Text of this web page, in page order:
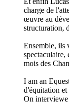
charge de
œuvre au
structuration,
Ensemble, ils
spectaculaire,
mois des
I am an
d'équitation et
On interviewe